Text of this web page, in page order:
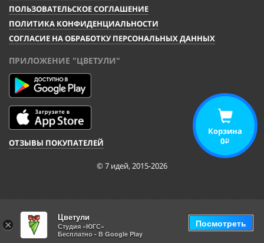
ПОЛЬЗОВАТЕЛЬСКОЕ СОГЛАШЕНИЕ
ПОЛИТИКА КОНФИДЕНЦИАЛЬНОСТИ
СОГЛАСИЕ НА ОБРАБОТКУ ПЕРСОНАЛЬНЫХ ДАННЫХ
ПРИЛОЖЕНИЕ "ЦВЕТУЛИ"
ОТЗЫВЫ ПОКУПАТЕЛЕЙ
© 7 идей, 2015-2026
Корзина
0i
×
Цветули
Студия «ЮГС»
Бесплатно - В Google Play
Посмотреть